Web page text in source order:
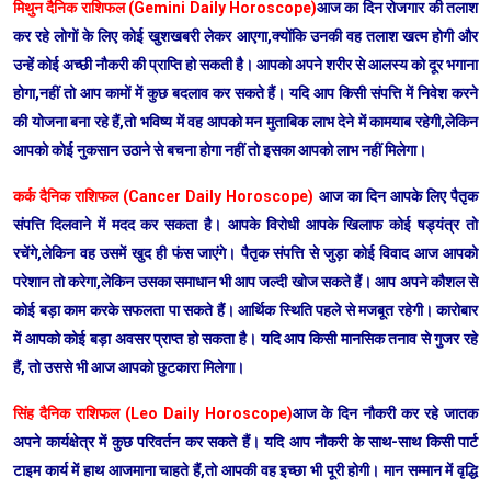
मिथुन दैनिक राशिफल (Gemini Daily Horoscope)आज का दिन रोजगार की तलाश
कर रहे लोगों के लिए कोई खुशखबरी लेकर आएगा,क्योंकि उनकी वह तलाश खत्म होगी और
उन्हें कोई अच्छी नौकरी की प्राप्ति हो सकती है। आपको अपने शरीर से आलस्य को दूर भगाना
होगा,नहीं तो आप कामों में कुछ बदलाव कर सकते हैं। यदि आप किसी संपत्ति में निवेश करने
की योजना बना रहे हैं,तो भविष्य में वह आपको मन मुताबिक लाभ देने में कामयाब रहेगी,लेकिन
आपको कोई नुकसान उठाने से बचना होगा नहीं तो इसका आपको लाभ नहीं मिलेगा।
कर्क दैनिक राशिफल (Cancer Daily Horoscope) आज का दिन आपके लिए पैतृक
संपत्ति दिलवाने में मदद कर सकता है। आपके विरोधी आपके खिलाफ कोई षड्यंत्र तो
रचेंगे,लेकिन वह उसमें खुद ही फंस जाएंगे। पैतृक संपत्ति से जुड़ा कोई विवाद आज आपको
परेशान तो करेगा,लेकिन उसका समाधान भी आप जल्दी खोज सकते हैं। आप अपने कौशल से
कोई बड़ा काम करके सफलता पा सकते हैं। आर्थिक स्थिति पहले से मजबूत रहेगी। कारोबार
में आपको कोई बड़ा अवसर प्राप्त हो सकता है। यदि आप किसी मानसिक तनाव से गुजर रहे
हैं, तो उससे भी आज आपको छुटकारा मिलेगा।
सिंह दैनिक राशिफल (Leo Daily Horoscope)आज के दिन नौकरी कर रहे जातक
अपने कार्यक्षेत्र में कुछ परिवर्तन कर सकते हैं। यदि आप नौकरी के साथ-साथ किसी पार्ट
टाइम कार्य में हाथ आजमाना चाहते हैं,तो आपकी वह इच्छा भी पूरी होगी। मान सम्मान में वृद्धि